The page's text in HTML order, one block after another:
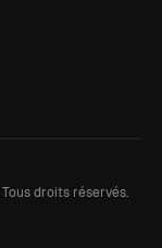
Tous droits réservés.